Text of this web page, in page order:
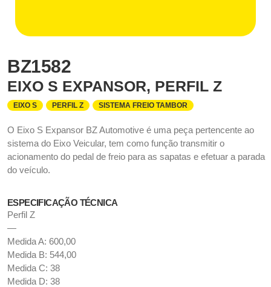
BZ1582
EIXO S EXPANSOR, PERFIL Z
EIXO S PERFIL Z SISTEMA FREIO TAMBOR
O Eixo S Expansor BZ Automotive é uma peça pertencente ao
sistema do Eixo Veicular, tem como função transmitir o
acionamento do pedal de freio para as sapatas e efetuar a parada
do veículo.
ESPECIFICAÇÃO TÉCNICA
Perfil Z
—
Medida A: 600,00
Medida B: 544,00
Medida C: 38
Medida D: 38